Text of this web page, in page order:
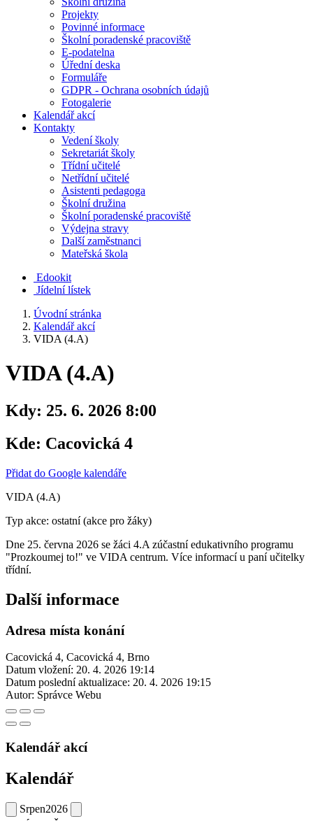
Projekty
Povinné informace
Školní poradenské pracoviště
E-podatelna
Úřední deska
Formuláře
GDPR - Ochrana osobních údajů
Fotogalerie
Kalendář akcí
Kontakty
Vedení školy
Sekretariát školy
Třídní učitelé
Netřídní učitelé
Asistenti pedagoga
Školní družina
Školní poradenské pracoviště
Výdejna stravy
Další zaměstnanci
Mateřská škola
Edookit
Jídelní lístek
Úvodní stránka
Kalendář akcí
VIDA (4.A)
VIDA (4.A)
Kdy: 25. 6. 2026 8:00
Kde: Cacovická 4
Přidat do Google kalendáře
VIDA (4.A)
Typ akce: ostatní (akce pro žáky)
Dne 25. června 2026 se žáci 4.A zúčastní edukativního programu
"Prozkoumej to!" ve VIDA centrum. Více informací u paní učitelky
třídní.
Další informace
Adresa místa konání
Cacovická 4, Cacovická 4, Brno
Datum vložení: 20. 4. 2026 19:14
Datum poslední aktualizace: 20. 4. 2026 19:15
Autor: Správce Webu
Kalendář akcí
Kalendář
Srpen2026